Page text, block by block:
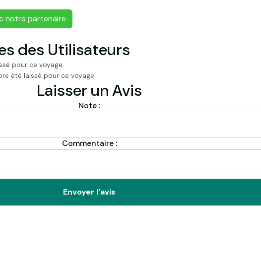
notre partenaire
des Utilisateurs
pour ce voyage.
été laissé pour ce voyage.
Laisser un Avis
Note :
Commentaire :
Envoyer l'avis